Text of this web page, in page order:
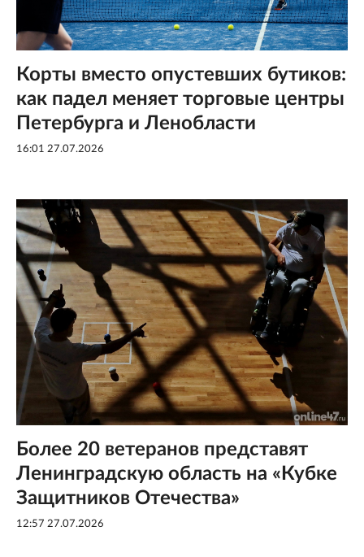
Корты вместо опустевших бутиков:
как падел меняет торговые центры
Петербурга и Ленобласти
16:01 27.07.2026
Более 20 ветеранов представят
Ленинградскую область на «Кубке
Защитников Отечества»
12:57 27.07.2026